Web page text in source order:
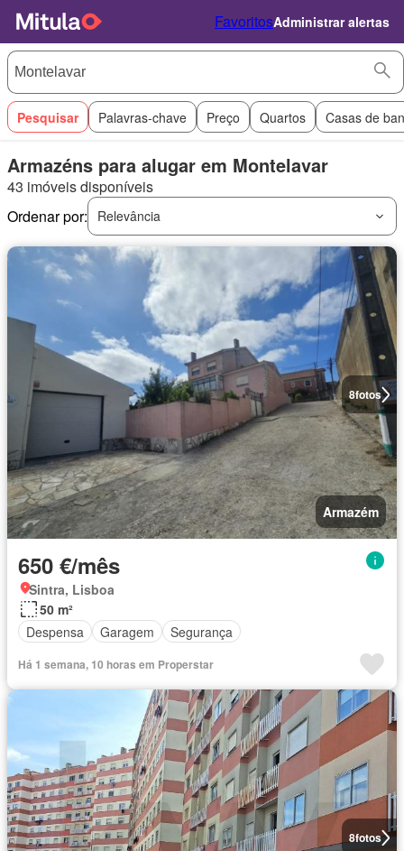
FavoritosAdministrar alertas
Pesquisar Palavras-chave Preço Quartos Casas de
Armazéns para alugar em Montelavar
43 imóveis disponíveis
Ordenar por:
Relevância
8fotos
Armazém
650 €/mês
Sintra, Lisboa
50 m²
Despensa
Garagem Segurança
Há 1 semana, 10 horas em Properstar
8fotos